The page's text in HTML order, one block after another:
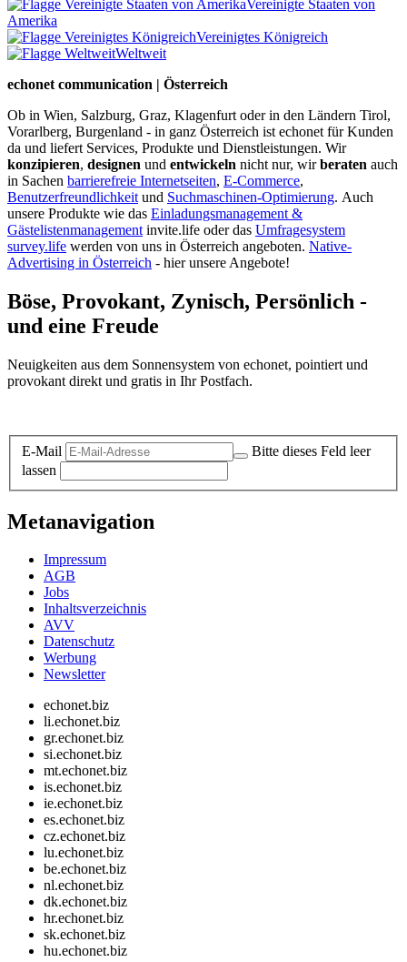
Vereinigte Staaten von
Amerika
Vereinigtes Königreich
Weltweit
echonet communication | Österreich
Ob in Wien, Salzburg, Graz, Klagenfurt oder in den Ländern Tirol,
Vorarlberg, Burgenland - in ganz Österreich ist echonet für Kunden
da und liefert Services, Produkte und Dienstleistungen. Wir
konzipieren, designen und entwickeln nicht nur, wirberaten auch
in Sachen barrierefreie Internetseiten, E-Commerce,
Benutzerfreundlichkeit und Suchmaschinen-Optimierung. Auch
unsere Produkte wie das Einladungsmanagement &
Gästelistenmanagement invite.life oder das Umfragesystem
survey.life werden von uns in Österreich angeboten. Native-
Advertising in Österreich - hier unsere Angebote!
Böse, Provokant, Zynisch, Persönlich -
und eine Freude
Neuigkeiten aus dem Sonnensystem von echonet, pointiert und
provokant direkt und gratis in Ihr Postfach.
E-Mail
Bitte dieses Feld leer
lassen
Metanavigation
Impressum
AGB
Jobs
Inhaltsverzeichnis
AVV
Datenschutz
Werbung
Newsletter
echonet.biz
li.echonet.biz
gr.echonet.biz
si.echonet.biz
mt.echonet.biz
is.echonet.biz
ie.echonet.biz
es.echonet.biz
cz.echonet.biz
lu.echonet.biz
be.echonet.biz
nl.echonet.biz
dk.echonet.biz
hr.echonet.biz
sk.echonet.biz
hu.echonet.biz